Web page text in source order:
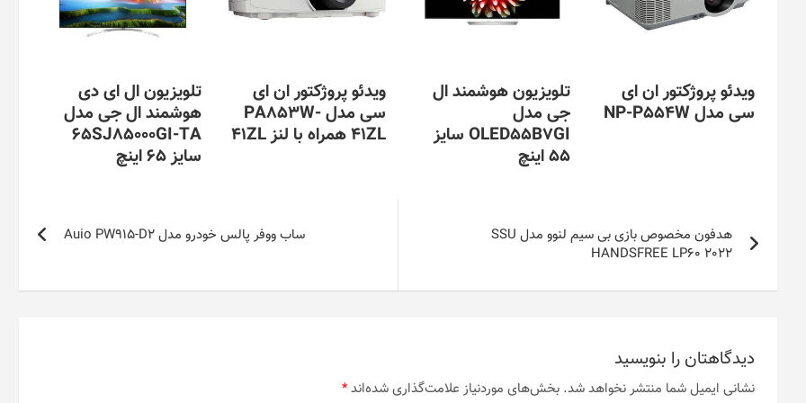
ویدئو پروژکتور ان ای
سی مدل NP-P554W
تلویزیون هوشمند ال
جی مدل
OLED55B7GI سایز
55 اینچ
ویدئو پروژکتور ان ای
سی مدل PA853W-
41ZL همراه با لنز 41ZL
تلویزیون ال ای دی
هوشمند ال جی مدل
65SJ85000GI-TA
سایز 65 اینچ
راهبری
نوشته
هدفون مخصوص بازی بی سیم لنوو مدل SSU
HANDSFREE LP60 2022
ساب ووفر پالس خودرو مدل Auio PW915-D2
دیدگاهتان را بنویسید
نشانی ایمیل شما منتشر نخواهد شد. بخش‌های موردنیاز علامت‌گذاری شده‌اند*